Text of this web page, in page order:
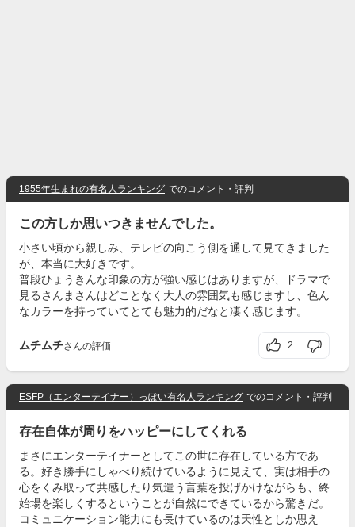
1955年生まれの有名人ランキング でのコメント・評判
この方しか思いつきませんでした。
小さい頃から親しみ、テレビの向こう側を通して見てきました
が、本当に大好きです。
普段ひょうきんな印象の方が強い感じはありますが、ドラマで
見るさんまさんはどことなく大人の雰囲気も感じますし、色ん
なカラーを持っていてとても魅力的だなと凄く感じます。
ムチムチさんの評価 2
ESFP（エンターテイナー）っぽい有名人ランキング でのコメント・評判
存在自体が周りをハッピーにしてくれる
まさにエンターテイナーとしてこの世に存在している方であ
る。好き勝手にしゃべり続けているように見えて、実は相手の
心をくみ取って共感したり気遣う言葉を投げかけながらも、終
始場を楽しくするということが自然にできているから驚きだ。
コミュニケーション能力にも長けているのは天性としか思え